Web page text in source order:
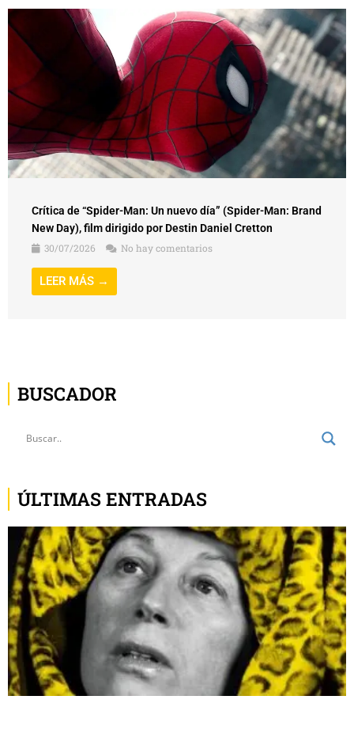
Crítica de “Spider-Man: Un nuevo día” (Spider-Man: Brand
New Day), film dirigido por Destin Daniel Cretton
30/07/2026
No hay comentarios
LEER MÁS →
BUSCADOR
ÚLTIMAS ENTRADAS